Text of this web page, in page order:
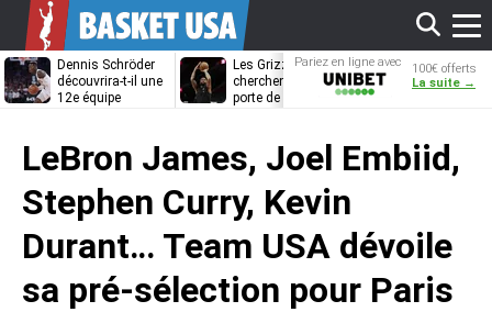
menu
Dennis Schröder
découvrira-t-il une
12e équipe
Les Grizzlies
cherchent déjà une
porte de sortie
Dwane Casey
bientôt coach
Pariez en ligne avec
Unibet
100€ offerts
La suite →
LeBron James, Joel Embiid,
Stephen Curry, Kevin
Durant… Team USA dévoile
sa pré-sélection pour Paris